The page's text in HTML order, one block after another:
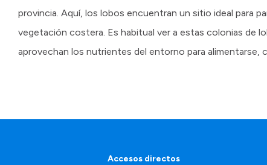
provincia. Aquí, los lobos encuentran un sitio ideal para
vegetación costera. Es habitual ver a estas colonias de
aprovechan los nutrientes del entorno para alimentarse,
Accesos directos